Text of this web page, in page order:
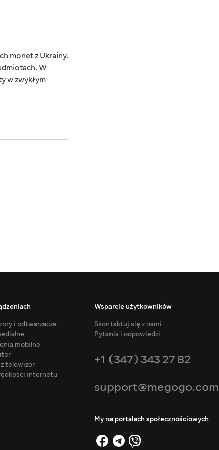
monet z Ukrainy.
W
w zwykłym
i odtwarzacze
mobilne
telewizor
internetu
Wsparcie użytkowników
Skontaktuj się z nami
Pytania i odpowiedzi
+1 (347) 343 27 82
support@megogo.com
My na portalach społecznościowych